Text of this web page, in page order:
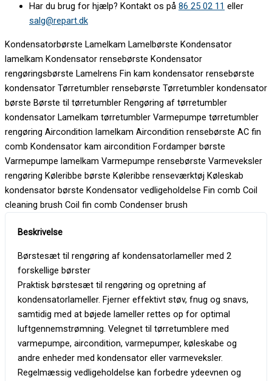
Har du brug for hjælp? Kontakt os på 86 25 02 11 eller
salg@repart.dk
Kondensatorbørste Lamelkam Lamelbørste Kondensator
lamelkam Kondensator rensebørste Kondensator
rengøringsbørste Lamelrens Fin kam kondensator rensebørste
kondensator Tørretumbler rensebørste Tørretumbler kondensator
børste Børste til tørretumbler Rengøring af tørretumbler
kondensator Lamelkam tørretumbler Varmepumpe tørretumbler
rengøring Aircondition lamelkam Aircondition rensebørste AC fin
comb Kondensator kam aircondition Fordamper børste
Varmepumpe lamelkam Varmepumpe rensebørste Varmeveksler
rengøring Køleribbe børste Køleribbe renseværktøj Køleskab
kondensator børste Kondensator vedligeholdelse Fin comb Coil
cleaning brush Coil fin comb Condenser brush
Børstesæt til rengøring af kondensatorlameller med 2
forskellige børster
Praktisk børstesæt til rengøring og opretning af
kondensatorlameller. Fjerner effektivt støv, fnug og snavs,
samtidig med at bøjede lameller rettes op for optimal
luftgennemstrømning. Velegnet til tørretumblere med
varmepumpe, aircondition, varmepumper, køleskabe og
andre enheder med kondensator eller varmeveksler.
Regelmæssig vedligeholdelse kan forbedre ydeevnen og